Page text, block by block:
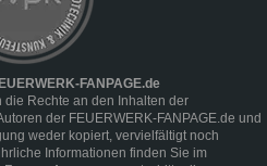
FANPAGE.de
Rechte an den Inhalten der
der FEUERWERK-FANPAGE.de und
weder kopiert, vervielfältigt noch
Informationen finden Sie im